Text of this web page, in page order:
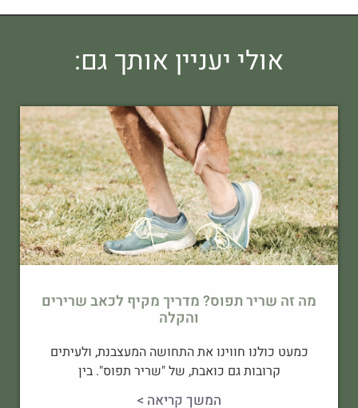
אולי יעניין אותך גם:
מה זה שריר תפוס? מדריך מקיף לכאב שרירים
והקלה
כמעט כולנו חווינו את התחושה המעצבנת, ולעיתים
קרובות גם כואבת, של "שריר תפוס". בין
המשך קריאה >